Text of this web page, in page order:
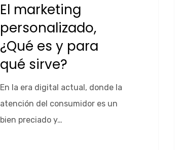
El marketing
personalizado,
¿Qué es y para
qué sirve?
En la era digital actual, donde la
atención del consumidor es un
bien preciado y…